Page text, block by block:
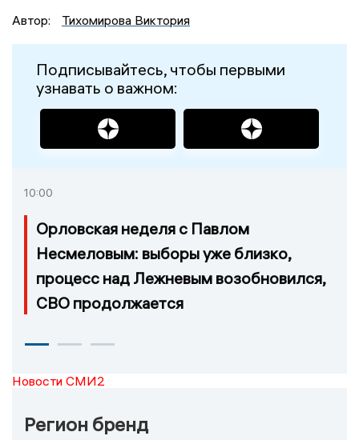
Автор:
Тихомирова Виктория
Подписывайтесь, чтобы первыми
узнавать о важном:
10:00
Орловская неделя с Павлом
Несмеловым: выборы уже близко,
процесс над Лежневым возобновился,
СВО продолжается
Новости СМИ2
Регион бренд